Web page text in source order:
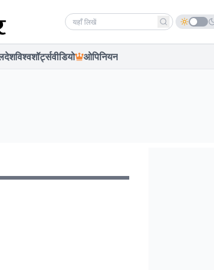
Search news
देशविश्वशॉर्ट्सवीडियो ओपिनियन